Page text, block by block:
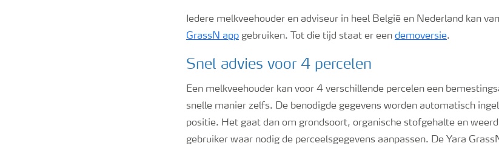
Iedere melkveehouder en adviseur in heel België en Nederland kan
GrassN app gebruiken. Tot die tijd staat er een demoversie.
Snel advies voor 4 percelen
Een melkveehouder kan voor 4 verschillende percelen een
snelle manier zelfs. De benodigde gegevens worden automatisch
positie. Het gaat dan om grondsoort, organische stofgehalte en
gebruiker waar nodig de perceelsgegevens aanpassen. De Yara